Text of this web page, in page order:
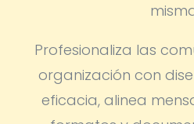
Profesionaliza las
organización con
eficacia, alinea